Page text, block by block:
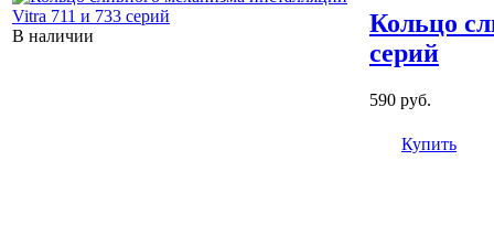
В наличии
Кольцо
серий
590 руб.
Купить